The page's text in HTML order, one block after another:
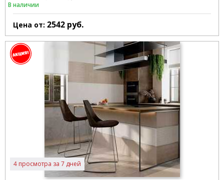
В наличии
Цена от: 2542 руб.
4 просмотра за 7 дней